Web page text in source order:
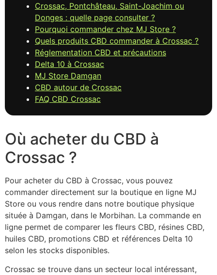
Crossac, Pontchâteau, Saint-Joachim ou
Donges : quelle page consulter ?
Pourquoi commander chez MJ Store ?
Quels produits CBD commander à Crossac ?
Réglementation CBD et précautions
Delta 10 à Crossac
MJ Store Damgan
CBD autour de Crossac
FAQ CBD Crossac
Où acheter du CBD à
Crossac ?
Pour acheter du CBD à Crossac, vous pouvez
commander directement sur la boutique en ligne MJ
Store ou vous rendre dans notre boutique physique
située à Damgan, dans le Morbihan. La commande en
ligne permet de comparer les fleurs CBD, résines CBD,
huiles CBD, promotions CBD et références Delta 10
selon les stocks disponibles.
Crossac se trouve dans un secteur local intéressant,